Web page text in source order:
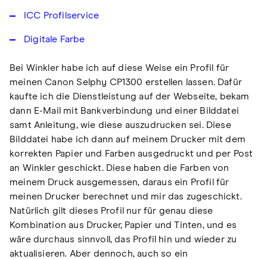
ICC Profilservice
Digitale Farbe
Bei Winkler habe ich auf diese Weise ein Profil für
meinen Canon Selphy CP1300 erstellen lassen. Dafür
kaufte ich die Dienstleistung auf der Webseite, bekam
dann E-Mail mit Bankverbindung und einer Bilddatei
samt Anleitung, wie diese auszudrucken sei. Diese
Bilddatei habe ich dann auf meinem Drucker mit dem
korrekten Papier und Farben ausgedruckt und per Post
an Winkler geschickt. Diese haben die Farben von
meinem Druck ausgemessen, daraus ein Profil für
meinen Drucker berechnet und mir das zugeschickt.
Natürlich gilt dieses Profil nur für genau diese
Kombination aus Drucker, Papier und Tinten, und es
wäre durchaus sinnvoll, das Profil hin und wieder zu
aktualisieren. Aber dennoch, auch so ein